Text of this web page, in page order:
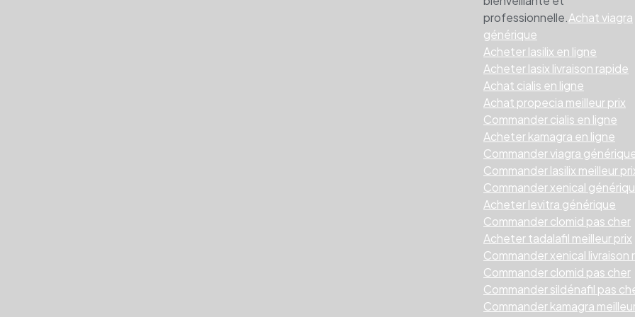
professionnelle.Achat viagra
générique
Acheter lasilix en ligne
Acheter lasix livraison rapide
Achat cialis en ligne
Achat propecia meilleur prix
Commander cialis en ligne
Acheter kamagra en ligne
Commander viagra
Commander lasilix meilleur
Commander xenical
Acheter levitra générique
Commander clomid pas cher
Acheter tadalafil meilleur prix
Commander xenical livraison
Commander clomid pas cher
Commander sildénafil pas
Commander kamagra